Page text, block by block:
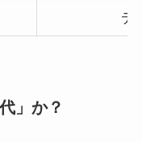
デ
」か？